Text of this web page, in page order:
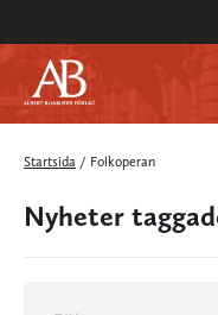
Startsida / Folkoperan
Nyheter